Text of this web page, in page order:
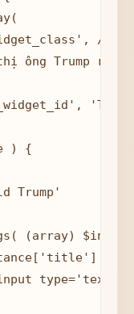
//ID
ông Trump ra
) {
Trump'
(array)
);
<input